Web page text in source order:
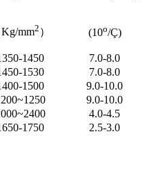
Kg/mm2 ） (10o/Ç)
1450 7.0-8.0
1530 7.0-8.0
1500 9.0-10.0
9.0-10.0
4.0-4.5
1750 2.5-3.0